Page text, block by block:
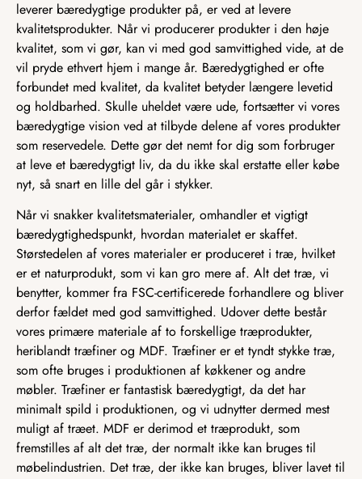
leverer bæredygtige produkter på, er ved at levere
kvalitetsprodukter. Når vi producerer produkter i den høje
kvalitet, som vi gør, kan vi med god samvittighed vide, at de
vil pryde ethvert hjem i mange år. Bæredygtighed er ofte
forbundet med kvalitet, da kvalitet betyder længere levetid
og holdbarhed. Skulle uheldet være ude, fortsætter vi vores
bæredygtige vision ved at tilbyde delene af vores produkter
som reservedele. Dette gør det nemt for dig som forbruger
at leve et bæredygtigt liv, da du ikke skal erstatte eller købe
nyt, så snart en lille del går i stykker.
Når vi snakker kvalitetsmaterialer, omhandler et vigtigt
bæredygtighedspunkt, hvordan materialet er skaffet.
Størstedelen af vores materialer er produceret i træ, hvilket
er et naturprodukt, som vi kan gro mere af. Alt det træ, vi
benytter, kommer fra FSC-certificerede forhandlere og bliver
derfor fældet med god samvittighed. Udover dette består
vores primære materiale af to forskellige træprodukter,
heriblandt træfiner og MDF. Træfiner er et tyndt stykke træ,
som ofte bruges i produktionen af køkkener og andre
møbler. Træfiner er fantastisk bæredygtigt, da det har
minimalt spild i produktionen, og vi udnytter dermed mest
muligt af træet. MDF er derimod et træprodukt, som
fremstilles af alt det træ, der normalt ikke kan bruges til
møbelindustrien. Det træ, der ikke kan bruges, bliver lavet til